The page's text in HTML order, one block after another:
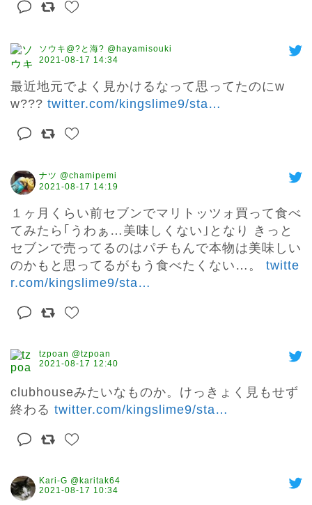
ソウキ@?と海? @hayamisouki
2021-08-17 14:34
最近地元でよく見かけるなって思ってたのにw
w??? twitter.com/kingslime9/sta…
ナツ @chamipemi
2021-08-17 14:19
１ヶ月くらい前セブンでマリトッツォ買って食べ
てみたら｢うわぁ…美味しくない｣となり きっと
セブンで売ってるのはパチもんで本物は美味しい
のかもと思ってるがもう食べたくない…。 twitte
r.com/kingslime9/sta…
tzpoan @tzpoan
2021-08-17 12:40
clubhouseみたいなものか。けっきょく見もせず
終わる twitter.com/kingslime9/sta…
Kari-G @karitak64
2021-08-17 10:34